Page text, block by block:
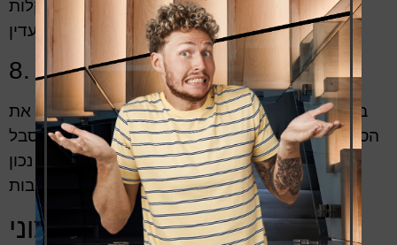
ופריטים דומים. ניתן לנקות את הזכוכית בקלות
8. בחירת המסגרת הנכונה
בעת בחירת המסגרת למעקה הזכוכית, יש לשקול את
הסגנון האדריכלי של הבניין ולבחון עמידות לגורמי סבל
כמו חום, קור ורוחות חזקות. מסגרת מותאמת נכון
לחיקויי הנכס תוסיף למעקה איכות ויציבות.
התמורה למעקה זכוכית חיצוני